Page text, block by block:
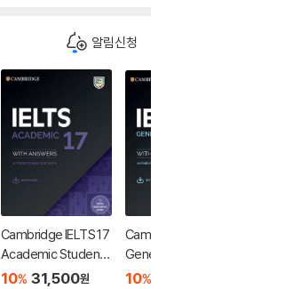
알림신청
Cambridge IELTS 17
Academic Studen
t's Book with Answ
10% 31,500원
Cambridge IELTS 17
General Training Stu
dent's Book with An
10%